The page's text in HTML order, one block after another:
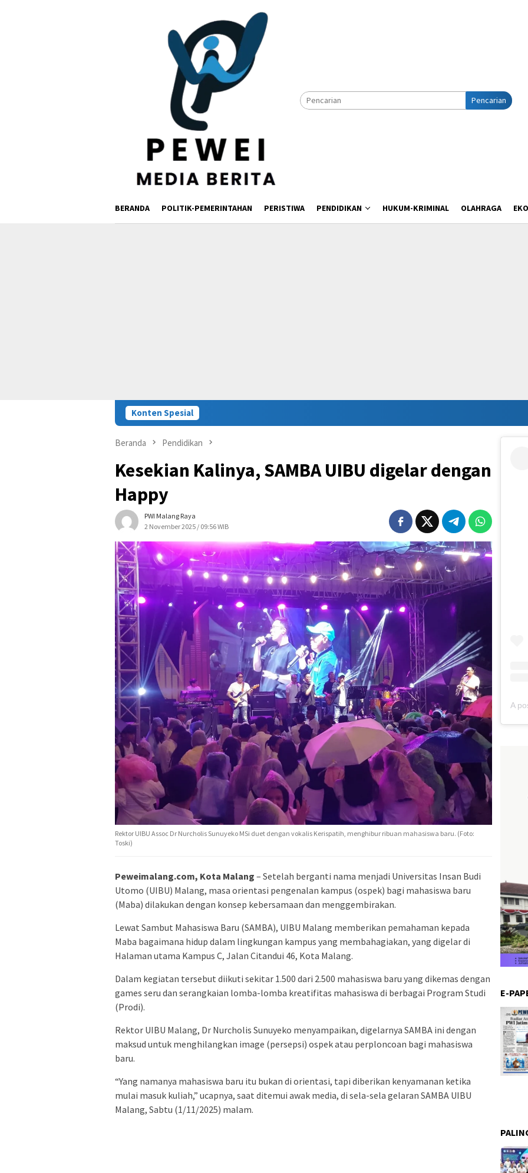
Pencarian
BERANDA POLITIK-PEMERINTAHAN PERISTIWA PENDIDIKAN HUKUM-KRIMINAL OLAHRAGA
Konten Spesial
Beranda Pendidikan
Kesekian Kalinya, SAMBA UIBU digelar dengan
Happy
PWI Malang Raya
2 November 2025 / 09:56 WIB
Rektor UIBU Assoc Dr Nurcholis Sunuyeko MSi duet dengan vokalis Kerispatih, menghibur ribuan mahasiswa baru. (Foto:
Toski)
Peweimalang.com, Kota Malang – Setelah berganti nama menjadi Universitas Insan Budi
Utomo (UIBU) Malang, masa orientasi pengenalan kampus (ospek) bagi mahasiswa baru
(Maba) dilakukan dengan konsep kebersamaan dan menggembirakan.
Lewat Sambut Mahasiswa Baru (SAMBA), UIBU Malang memberikan pemahaman kepada
Maba bagaimana hidup dalam lingkungan kampus yang membahagiakan, yang digelar di
Halaman utama Kampus C, Jalan Citandui 46, Kota Malang.
Dalam kegiatan tersebut diikuti sekitar 1.500 dari 2.500 mahasiswa baru yang dikemas dengan
games seru dan serangkaian lomba-lomba kreatifitas mahasiswa di berbagai Program Studi
(Prodi).
Rektor UIBU Malang, Dr Nurcholis Sunuyeko menyampaikan, digelarnya SAMBA ini dengan
maksud untuk menghilangkan image (persepsi) ospek atau perploncoan bagi mahasiswa
baru.
“Yang namanya mahasiswa baru itu bukan di orientasi, tapi diberikan kenyamanan ketika
mulai masuk kuliah,” ucapnya, saat ditemui awak media, di sela-sela gelaran SAMBA UIBU
Malang, Sabtu (1/11/2025) malam.
E-